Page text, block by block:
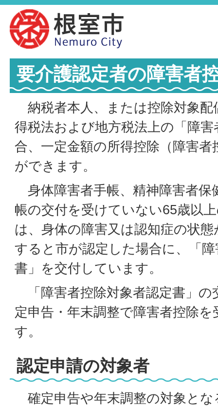
要介護認定者の障害者
納税者本人、または控除対象配
得税法および地方税法上の「障
合、一定金額の所得控除（障害
ができます。
身体障害者手帳、精神障害者保
帳の交付を受けていない65歳以
は、身体の障害又は認知症の状
すると市が認定した場合に、「
書」を交付しています。
「障害者控除対象者認定書」の
定申告・年末調整で障害者控除
す。
認定申請の対象者
確定申告や年末調整の対象とな